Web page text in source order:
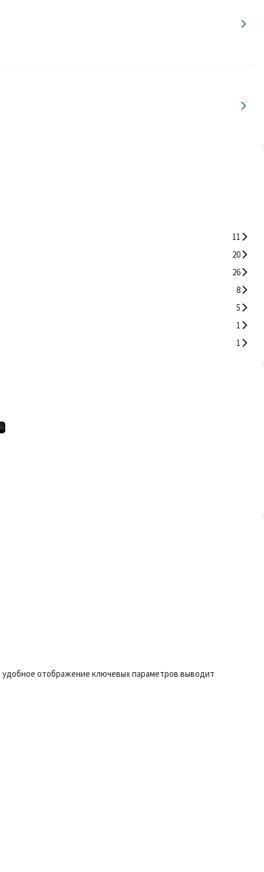
11
20
26
8
5
1
1
отображение ключевых параметров выводит